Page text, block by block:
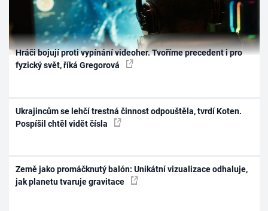
Hráči bojují proti vypínání videoher. Tvoříme precedent i pro
fyzický svět, říká Gregorová
Ukrajincům se lehčí trestná činnost odpouštěla, tvrdí Koten.
Pospíšil chtěl vidět čísla
Země jako promáčknutý balón: Unikátní vizualizace odhaluje,
jak planetu tvaruje gravitace